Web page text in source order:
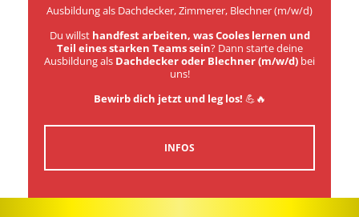
Ausbildung als Dachdecker, Zimmerer, Blechner (m/w/d)
Du willst handfest arbeiten, was Cooles lernen und
Teil eines starken Teams sein? Dann starte deine
Ausbildung als Dachdecker oder Blechner (m/w/d) bei
uns!
Bewirb dich jetzt und leg los! 💪🔥
INFOS